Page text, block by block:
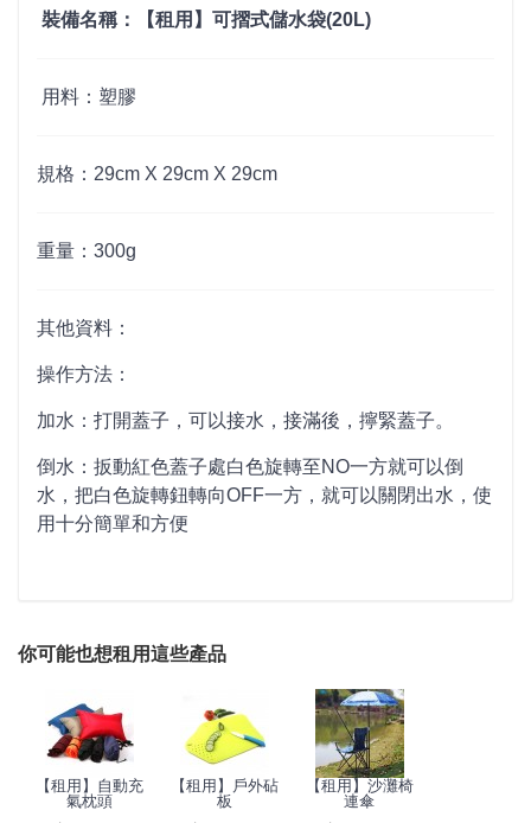
裝備名稱：【租用】可摺式儲水袋(20L)
用料：塑膠
規格： 29cm X 29cm X 29cm
重量：300g
其他資料：
操作方法：
加水：打開蓋子，可以接水，接滿後，擰緊蓋子。
倒水：扳動紅色蓋子處白色旋轉至NO一方就可以倒
水，把白色旋轉鈕轉向OFF一方，就可以關閉出水，使
用十分簡單和方便
你可能也想租用這些產品
【租用】自動充
氣枕頭
【租用】戶外砧
板
【租用】沙灘椅
連傘